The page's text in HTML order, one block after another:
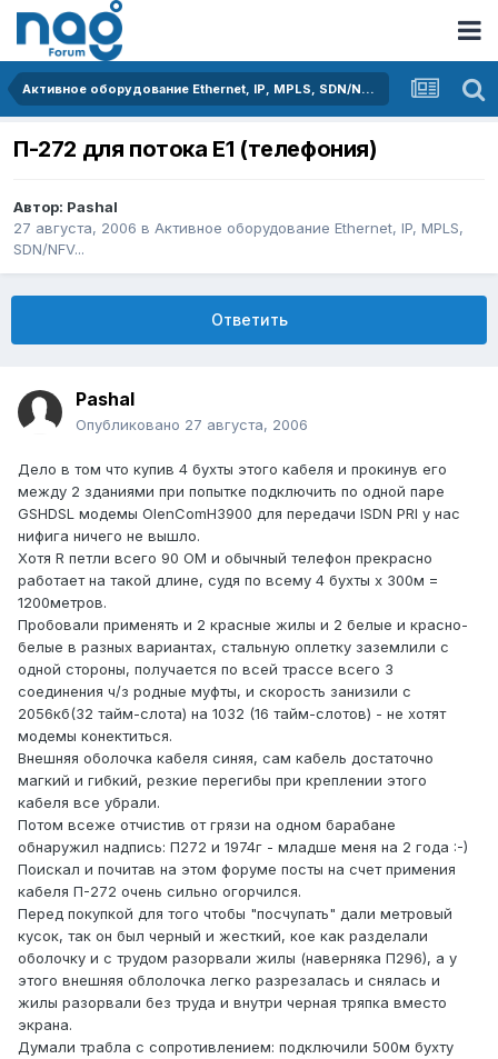
Активное оборудование Ethernet, IP, MPLS, SDN/NFV...
П-272 для потока Е1 (телефония)
Автор: Pashal
27 августа, 2006 в Активное оборудование Ethernet, IP, MPLS,
SDN/NFV...
Ответить
Pashal
Опубликовано 27 августа, 2006
Дело в том что купив 4 бухты этого кабеля и прокинув его
между 2 зданиями при попытке подключить по одной паре
GSHDSL модемы OlenComH3900 для передачи ISDN PRI у нас
нифига ничего не вышло.
Хотя R петли всего 90 ОМ и обычный телефон прекрасно
работает на такой длине, судя по всему 4 бухты х 300м =
1200метров.
Пробовали применять и 2 красные жилы и 2 белые и красно-
белые в разных вариантах, стальную оплетку заземлили с
одной стороны, получается по всей трассе всего 3
соединения ч/з родные муфты, и скорость занизили с
2056кб(32 тайм-слота) на 1032 (16 тайм-слотов) - не хотят
модемы конектиться.
Внешняя оболочка кабеля синяя, сам кабель достаточно
магкий и гибкий, резкие перегибы при креплении этого
кабеля все убрали.
Потом всеже отчистив от грязи на одном барабане
обнаружил надпись: П272 и 1974г - младше меня на 2 года :-)
Поискал и почитав на этом форуме посты на счет примения
кабеля П-272 очень сильно огорчился.
Перед покупкой для того чтобы "посчупать" дали метровый
кусок, так он был черный и жесткий, кое как разделали
оболочку и с трудом разорвали жилы (наверняка П296), а у
этого внешняя облолочка легко разрезалась и снялась и
жилы разорвали без труда и внутри черная тряпка вместо
экрана.
Думали трабла с сопротивлением: подключили 500м бухту